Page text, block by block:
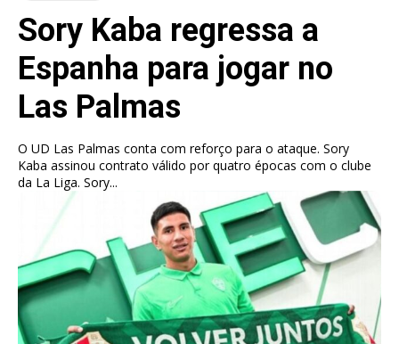
Sory Kaba regressa a
Espanha para jogar no
Las Palmas
O UD Las Palmas conta com reforço para o ataque. Sory
Kaba assinou contrato válido por quatro épocas com o clube
da La Liga. Sory...